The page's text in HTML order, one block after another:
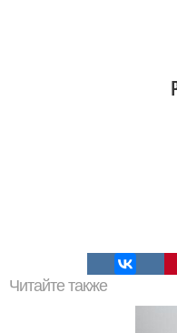
Читайте также